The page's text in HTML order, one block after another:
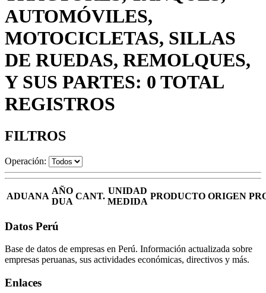
AUTOMÓVILES,
MOTOCICLETAS, SILLAS
DE RUEDAS, REMOLQUES,
Y SUS PARTES: 0 TOTAL
REGISTROS
FILTROS
Operación:
ADUANA
AÑO
DUA
CANT.
UNIDAD
MEDIDA
PRODUCTO ORIGEN
Datos Perú
Base de datos de empresas en Perú. Información actualizada sobre
empresas peruanas, sus actividades económicas, directivos y más.
Enlaces